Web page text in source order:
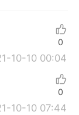
10-10 00:04
0
10-10 07:44
0